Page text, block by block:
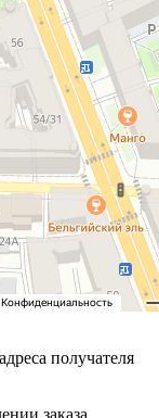
получателя